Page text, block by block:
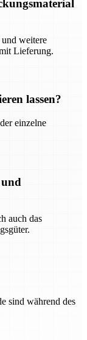
weitere
Lieferung.
lassen?
einzelne
auch das
sind während des